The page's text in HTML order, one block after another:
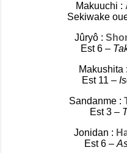
Makuuchi :
Sekiwake
Jûryô :
Est 6 –
Makushita :
Est 11 –
Sandanme :
Est 3 –
Jonidan :
Est 6 –